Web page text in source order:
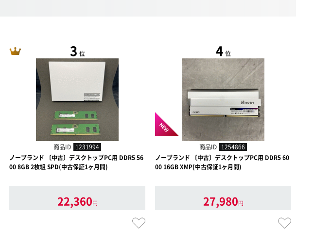
3 位
商品ID 1231994
ノーブランド 〔中古〕デスクトップPC用 DDR5 56
00 8GB 2枚組 SPD(中古保証1ヶ月間)
22,360円
4 位
NEW
商品ID 1254866
ノーブランド 〔中古〕デスクトップPC用 DDR5 60
00 16GB XMP(中古保証1ヶ月間)
27,980円